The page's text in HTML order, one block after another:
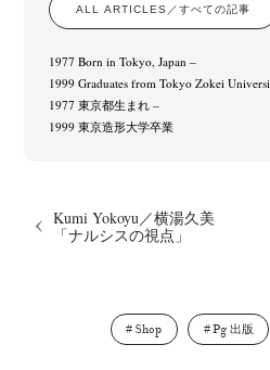
ALL ARTICLES／すべての記事
1977 Born in Tokyo, Japan –
1999 Graduates from Tokyo Zokei
1977 東京都生まれ –
1999 東京造形大学卒業
Kumi Yokoyu／横湯久美
「ナルシスの視点」
Shop Pg 出版